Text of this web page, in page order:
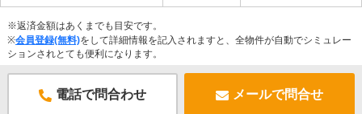
※返済金額はあくまでも目安です。
※会員登録(無料)をして詳細情報を記入されますと、全物件が自動でシミュレー
ションされとても便利になります。
電話で問合わせ メールで問合せ